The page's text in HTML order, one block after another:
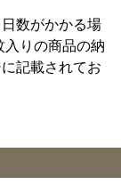
数がかかる場
入りの商品の納
記載されてお